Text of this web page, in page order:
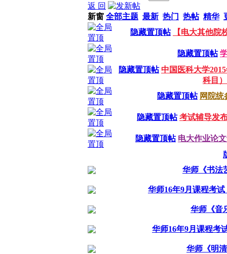
返 回
新窗 全部主题 最新 热门 热帖 精华
隐藏置顶帖
【电大其他院
隐藏置顶帖
隐藏置顶帖 中国医科大学
科目）
隐藏置顶帖 网院统
隐藏置顶帖 考试辅导发
隐藏置顶帖 电大作业论
华师《书法
华师16年9月课程考
华师《音
华师16年9月课程考
华师《明